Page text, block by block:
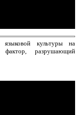
языковой культуры на
фактор, разрушающий